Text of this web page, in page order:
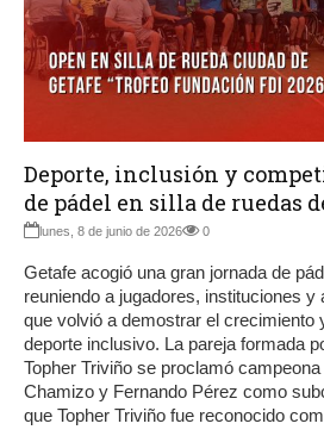
Deporte, inclusión y
de pádel en silla de ruedas
lunes, 8 de junio de 2026 0
Getafe acogió una gran jornada de
reuniendo a jugadores, instituciones y
que volvió a demostrar el crecimiento
deporte inclusivo. La pareja formada
Topher Triviño se proclamó
Chamizo y Fernando Pérez como
que Topher Triviño fue reconocido